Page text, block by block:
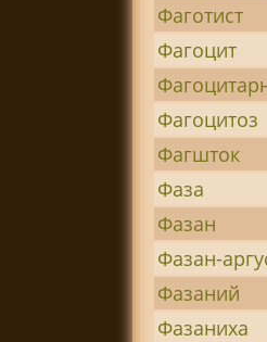
Фаготист
Фагоцит
Фагоцитоз
Фагшток
Фаза
Фазан
Фазан-
Фазаний
Фазаниха